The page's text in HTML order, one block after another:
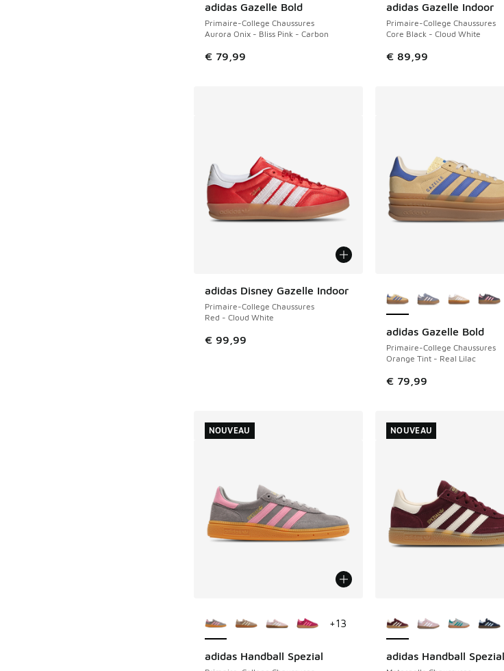
adidas Gazelle Bold
Primaire-College Chaussures
Aurora Onix - Bliss Pink - Carbon
€ 79,99
adidas Gazelle Indoor
Primaire-College Chaussures
Core Black - Cloud White
€ 89,99
adidas Disney Gazelle Indoor
Primaire-College Chaussures
Red - Cloud White
€ 99,99
adidas Gazelle Bold
Primaire-College Chaussures
Orange Tint - Real Lilac
€ 79,99
adidas Handball Spezial
NOUVEAU
+13
NOUVEAU
adidas Handball Spezial
NOUVEAU
NOUVEAU